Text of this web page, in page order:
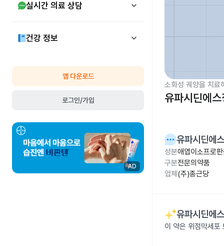
실시간 의료 상담
건강 정보
앱 다운로드
로그인/가입
AD
소화성 궤양을 치료
유파시딘에
유파시딘에
성분애엽이소프로
구분전문의약품
업체 (주)종근당
유파시딘에
이 약은 위점막세포